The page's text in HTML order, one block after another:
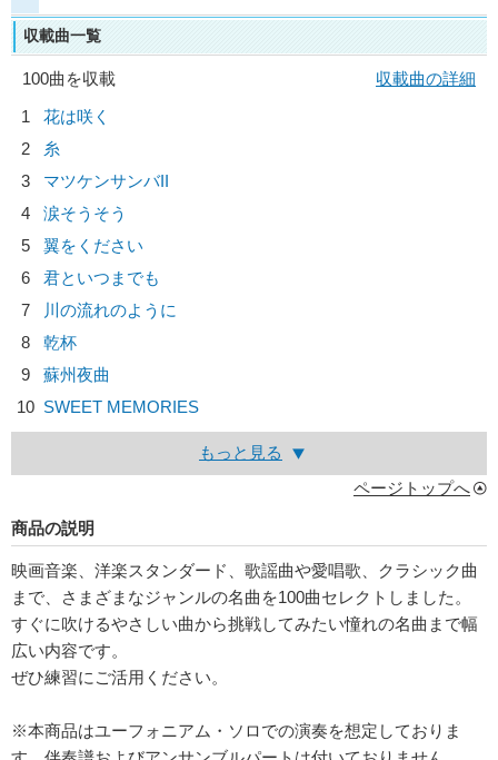
収載曲一覧
100曲を収載
収載曲の詳細
1
花は咲く
2
糸
3
マツケンサンバII
4
涙そうそう
5
翼をください
6
君といつまでも
7
川の流れのように
8
乾杯
9
蘇州夜曲
10 SWEET MEMORIES
もっと見る
ページトップへ
商品の説明
映画音楽、洋楽スタンダード、歌謡曲や愛唱歌、クラシック曲
まで、さまざまなジャンルの名曲を100曲セレクトしました。
すぐに吹けるやさしい曲から挑戦してみたい憧れの名曲まで幅
広い内容です。
ぜひ練習にご活用ください。
※本商品はユーフォニアム・ソロでの演奏を想定しておりま